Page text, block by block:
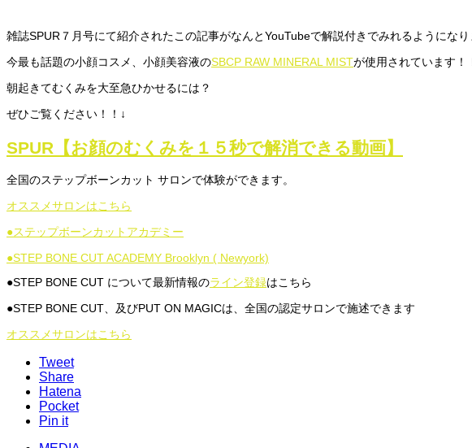
雑誌SPUR７月号にて紹介されたこの記事がなんとYouTubeで解説付きでみれるようになり
今最も話題の小顔コスメ、小顔美容液のSBCP RAW MINERAL MISTが使用されています！
朝起きてむくみを大至急ひかせるには？
ぜひご覧ください！！↓
SPUR【お顔のむくみを１５秒で解消できる動画】
全国のステップボーンカット サロンで体験ができます。
オススメサロンはこちら
●ステップボーンカットアカデミー
●STEP BONE CUT ACADEMY Brooklyn ( Newyork)
●STEP BONE CUT について最新情報のライン登録はこちら
●STEP BONE CUT、及びPUT ON MAGICは、全国の認定サロンで施述できます
オススメサロンはこちら
Tweet
Share
Hatena
Pocket
Pin it